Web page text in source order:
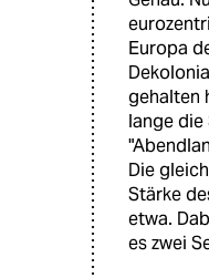
Europa
gehalten
lange
Die
Stärke
etwa.
es zwei